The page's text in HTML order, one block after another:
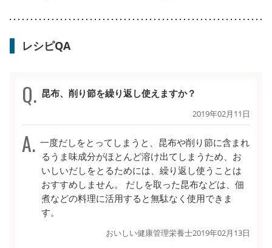
レシピQA
昆布、削り節を繰り返し使えますか？
2019年02月11日
一度だしをとってしまうと、昆布や削り節に含まれ
るうま味成分がほとんど溶け出てしまうため、お
いしいだしをとるためには、繰り返し使うことは
おすすめしません。 だしを取った昆布などは、佃
煮などの料理に活用すると無駄なく使用できま
す。
おいしい健康管理栄養士2019年02月13日